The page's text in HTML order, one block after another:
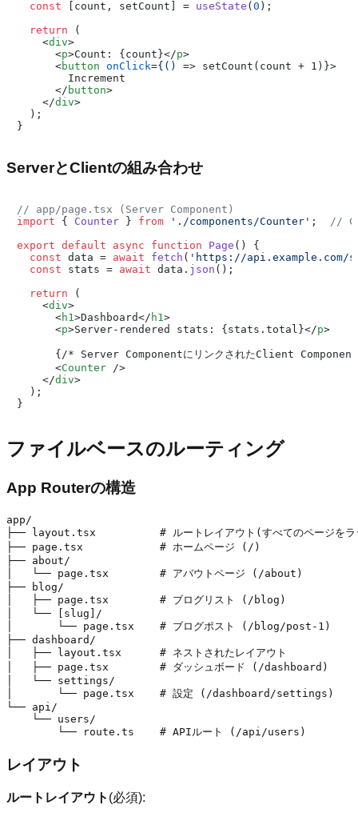
const [count, setCount] = useState ( 0 );
return (
<div>
<p>Count: {count}</p>
<button onClick={() => setCount(count + 1)}>
        Increment
</ button>
</div>
  );
ServerとClientの組み合わせ
// app/page.tsx (Server Component)
import { Counter } from './components/Counter' ; //
export default async function Page ( ) {
const data = await fetch ( 'https://api.example.com/
const stats = await data. json ();
return (
<div>
<h1>Dashboard</ h1>
<p>Server-rendered stats: {stats.total}</p>
{/* Server ComponentにリンクされたClient
<Counter />
</div>
  );
ファイルベースのルーティング
App Routerの構造
app/
├── layout.tsx          # ルートレイアウト(すべてのページをラ
├── page.tsx            # ホームページ (/)
├── about/
│   └── page.tsx        # アバウトページ (/about)
├── blog/
│   ├── page.tsx        # ブログリスト (/blog)
│   └── [slug]/
│       └── page.tsx    # ブログポスト (/blog/post-1)
├── dashboard/
│   ├── layout.tsx      # ネストされたレイアウト
│   ├── page.tsx        # ダッシュボード (/dashboard)
│   └── settings/
│       └── page.tsx    # 設定 (/dashboard/settings)
└── api/
    └── users/
レイアウト
ルートレイアウト (必須):